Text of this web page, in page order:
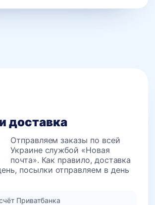
доставка
Отправляем заказы по всей
Украине службой «Новая
почта». Как правило, доставка
посылки отправляем в день
Приватбанка